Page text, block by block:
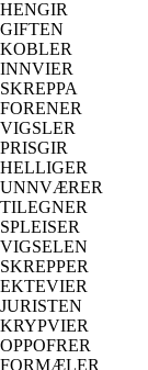
HENGIR
GIFTEN
KOBLER
INNVIER
SKREPPA
FORENER
VIGSLER
PRISGIR
HELLIGER
UNNVÆRER
TILEGNER
SPLEISER
VIGSELEN
SKREPPER
EKTEVIER
JURISTEN
KRYPVIER
OPPOFRER
FORMÆLER